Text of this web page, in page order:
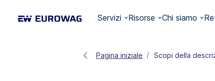
Servizi Risorse Chi siamo
Pagina iniziale Scopi della